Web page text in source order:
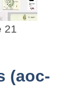
21
(aoc-